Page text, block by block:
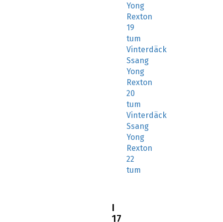
Yong
Rexton
19
tum
Vinterdäck
Ssang
Yong
Rexton
20
tum
Vinterdäck
Ssang
Yong
Rexton
22
tum
I
17